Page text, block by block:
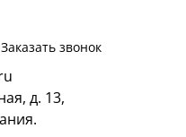
Заказать звонок
д. 13,